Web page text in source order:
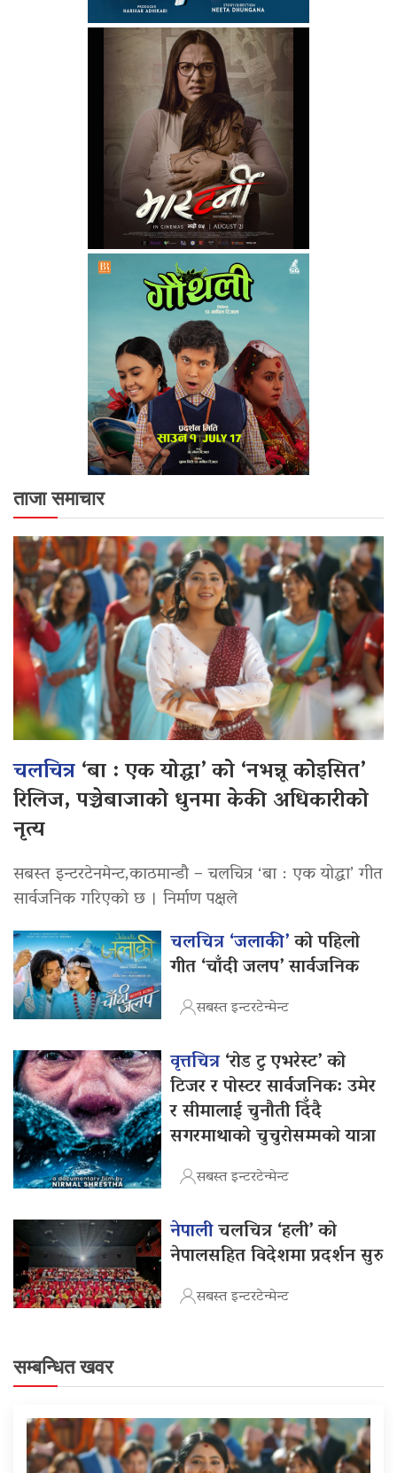
ताजा समाचार
चलचित्र‘बा : एक योद्धा’ को ‘नभन्नू कोइसित’
रिलिज, पञ्चेबाजाको धुनमा केकी अधिकारीको
नृत्य
सबस्त इन्टरटेनमेन्ट,काठमान्डौ – चलचित्र ‘बा : एक योद्धा’ गीत
सार्वजनिक गरिएको छ । निर्माण पक्षले
चलचित्र ‘जलाकी’को पहिलो
गीत ‘चाँदी जलप’ सार्वजनिक
सबस्त इन्टरटेन्मेन्ट
वृत्तचित्र‘रोड टु एभरेस्ट’ को
टिजर र पोस्टर सार्वजनिक: उमेर
र सीमालाई चुनौती दिँदै
सगरमाथाको चुचुरोसम्मको यात्रा
सबस्त इन्टरटेन्मेन्ट
नेपालीचलचित्र ‘हली’ को
नेपालसहित विदेशमा प्रदर्शन सुरु
सबस्त इन्टरटेन्मेन्ट
सम्बन्धित खवर